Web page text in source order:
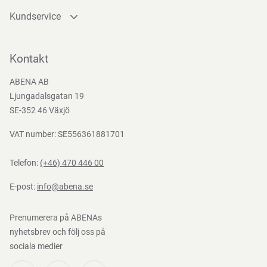
Kundservice
Bli kund
Nedladdningar
Kontakt
ABENA AB
Ljungadalsgatan 19
SE-352 46 Växjö
VAT number: SE556361881701
Telefon: (+46) 470 446 00
E-post: info@abena.se
Prenumerera på ABENAs
nyhetsbrev och följ oss på
sociala medier